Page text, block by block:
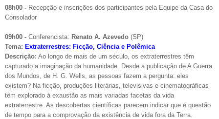
08h00 - Recepção e inscrições dos participantes pela Equipe da Casa do
Consolador
09h00 - Conferencista: Renato A. Azevedo (SP)
Tema: Extraterrestres: Ficção, Ciência e Polêmica
Descrição: Ao longo de mais de um século, os extraterrestres têm
capturado a imaginação da humanidade. Desde a publicação de A Guerra
dos Mundos, de H. G. Wells, as pessoas fazem a pergunta: eles
existem? Na ficção, produções literárias, televisivas e cinematográficas
têm explorado à exaustão as mais variadas facetas da vida
extraterrestre. As descobertas científicas parecem indicar que é questão
de tempo para a comprovação da existência de vida fora da Terra.